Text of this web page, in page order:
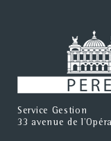
Service Gestion
33 avenue de